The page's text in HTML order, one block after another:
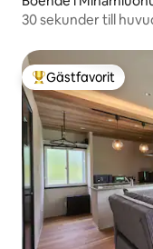
30 sekunder till
personer, rymligt,
Populär gästfavorit
Gästfavorit